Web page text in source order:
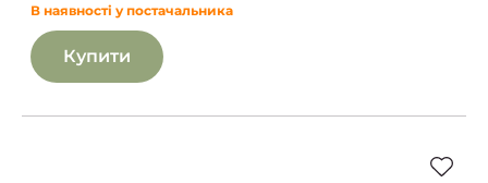
В наявності у постачальника
Купити